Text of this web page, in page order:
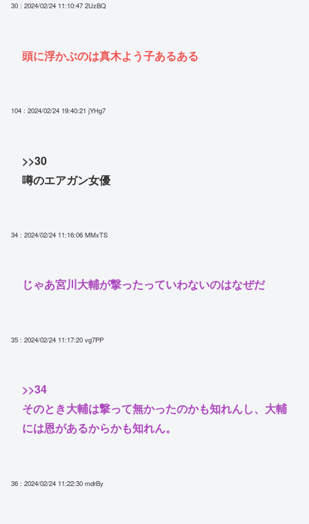
30 : 2024/02/24 11:10:47 2UzBQ
頭に浮かぶのは真木よう子あるある
104 : 2024/02/24 19:40:21 jYHg7
>>30
噂のエアガン女優
34 : 2024/02/24 11:16:06 MMxTS
じゃあ宮川大輔が撃ったっていわないのはなぜだ
35 : 2024/02/24 11:17:20 vg7PP
>>34
そのとき大輔は撃って無かったのかも知れんし、大輔
には恩があるからかも知れん。
36 : 2024/02/24 11:22:30 mdrBy